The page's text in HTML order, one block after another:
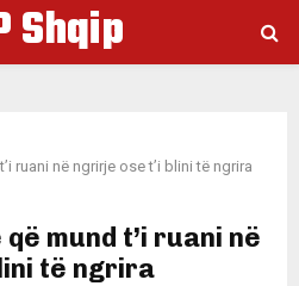
Shqip
ruani në ngrirje ose t’i blini të ngrira
mund t’i ruani në
të ngrira